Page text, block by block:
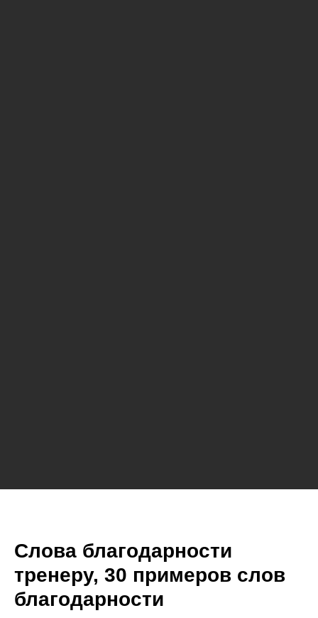
Слова благодарности
тренеру, 30 примеров слов
благодарности